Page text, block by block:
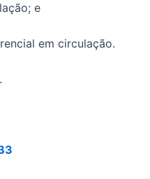
e
em circulação.